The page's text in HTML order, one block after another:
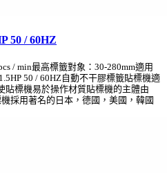
50 / 60HZ
/ min最高標籤對象：30-280mm適用
50 / 60HZ自動不干膠標籤貼標機適
貼標機易於操作材質貼標機的主體由
採用著名的日本，德國，美國，韓國